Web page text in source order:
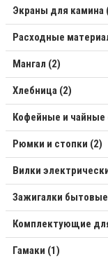
Экраны для камина
Расходные
Мангал (2)
Хлебница (2)
Кофейные и чайные
Рюмки и стопки (2)
Вилки
Зажигалки
Комплектующие
Гамаки (1)